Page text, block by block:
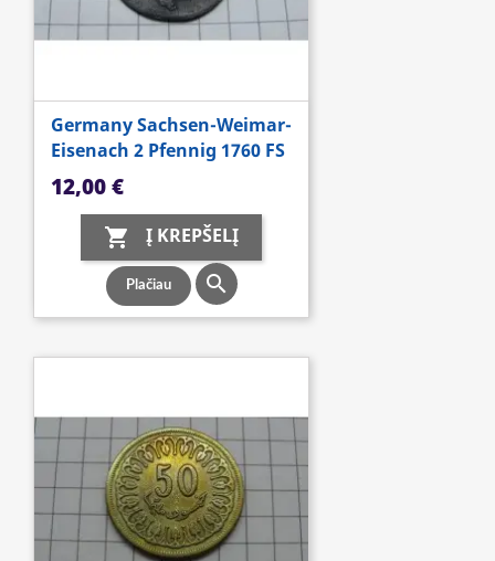
Germany Sachsen-Weimar-
Eisenach 2 Pfennig 1760 FS
Kaina
12,00 €
 Į KREPŠELĮ
Plačiau 